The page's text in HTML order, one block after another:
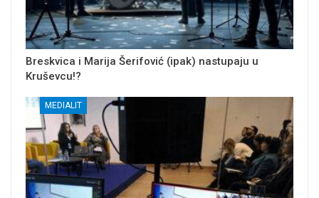
Breskvica i Marija Šerifović (ipak) nastupaju u
Kruševcu!?
MEDIALIT